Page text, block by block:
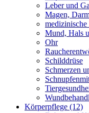
Leber und
Magen,
Mund, Hals
Ohr
Schilddrüse
Schmerzen
Körperpflege (12)